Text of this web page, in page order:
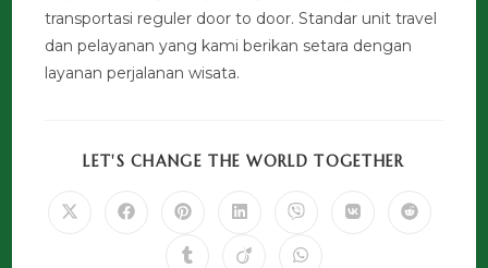
transportasi reguler door to door. Standar unit travel
dan pelayanan yang kami berikan setara dengan
layanan perjalanan wisata.
LET'S CHANGE THE WORLD TOGETHER